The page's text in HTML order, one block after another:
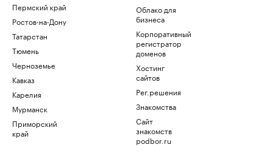
Пермский край
Ростов-на-Дону
Татарстан
Тюмень
Черноземье
Кавказ
Карелия
Мурманск
Приморский
край
Облако для
бизнеса
Корпоративный
регистратор
доменов
Хостинг
сайтов
Рег.решения
Знакомства
Сайт
знакомств
podbor.ru